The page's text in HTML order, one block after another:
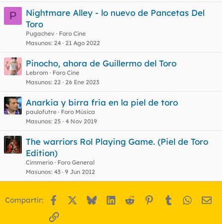
P
Nightmare Alley - lo nuevo de Pancetas Del
Toro
Pugachev
Foro Cine
Masunos 24 21 Ago 2022
Pinocho, ahora de Guillermo del Toro
Lebrom
Foro Cine
Masunos 22 26 Ene 2023
Anarkia y birra fria en la piel de toro
paulofutre
Foro Música
Masunos 25 4 Nov 2019
The warriors Rol Playing Game. (Piel de Toro
Edition)
Cimmerio
Foro General
Masunos 43 9 Jun 2012
Compartir: Facebook BlueskyLinkedIn
Reddit Pinterest
Tumblr
Enlace